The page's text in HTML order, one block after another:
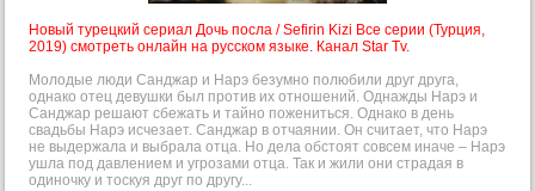
Новый турецкий сериал Дочь посла / Sefirin Kizi Все серии (Турция,
2019) смотреть онлайн на русском языке. Канал Star Tv.
Молодые люди Санджар и Нарэ безумно полюбили друг друга,
однако отец девушки был против их отношений. Однажды Нарэ и
Санджар решают сбежать и тайно пожениться. Однако в день
свадьбы Нарэ исчезает. Санджар в отчаянии. Он считает, что Нарэ
не выдержала и выбрала отца. Но дела обстоят совсем иначе – Нарэ
ушла под давлением и угрозами отца. Так и жили они страдая в
одиночку и тоскуя друг по другу...